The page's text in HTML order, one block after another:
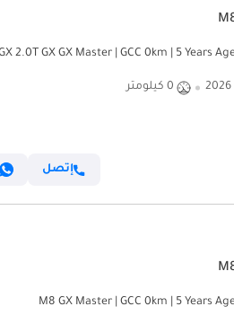
2026 0 كيلومتر
إتصل